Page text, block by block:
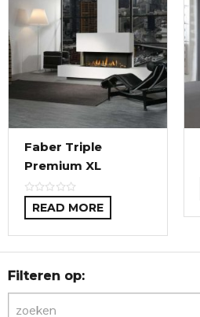
Faber Triple
Premium XL
READ MORE
Filteren op: